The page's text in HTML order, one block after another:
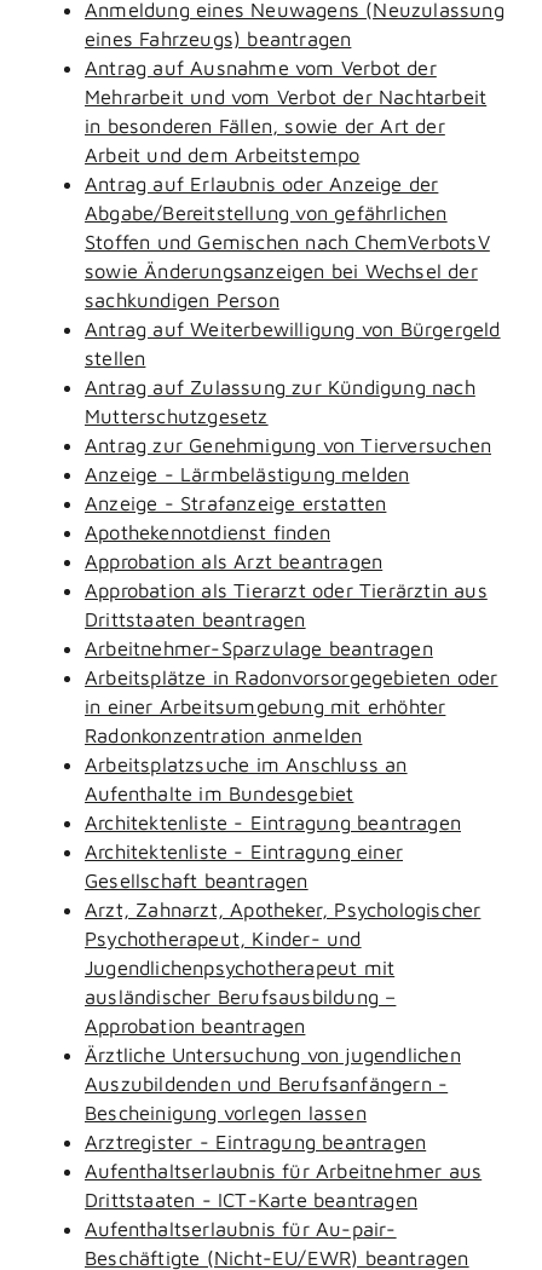
Anmeldung eines Neuwagens (Neuzulassung
eines Fahrzeugs) beantragen
Antrag auf Ausnahme vom Verbot der
Mehrarbeit und vom Verbot der Nachtarbeit
in besonderen Fällen, sowie der Art der
Arbeit und dem Arbeitstempo
Antrag auf Erlaubnis oder Anzeige der
Abgabe/Bereitstellung von gefährlichen
Stoffen und Gemischen nach ChemVerbotsV
sowie Änderungsanzeigen bei Wechsel der
sachkundigen Person
Antrag auf Weiterbewilligung von Bürgergeld
stellen
Antrag auf Zulassung zur Kündigung nach
Mutterschutzgesetz
Antrag zur Genehmigung von Tierversuchen
Anzeige - Lärmbelästigung melden
Anzeige - Strafanzeige erstatten
Apothekennotdienst finden
Approbation als Arzt beantragen
Approbation als Tierarzt oder Tierärztin aus
Drittstaaten beantragen
Arbeitnehmer-Sparzulage beantragen
Arbeitsplätze in Radonvorsorgegebieten oder
in einer Arbeitsumgebung mit erhöhter
Radonkonzentration anmelden
Arbeitsplatzsuche im Anschluss an
Aufenthalte im Bundesgebiet
Architektenliste - Eintragung beantragen
Architektenliste - Eintragung einer
Gesellschaft beantragen
Arzt, Zahnarzt, Apotheker, Psychologischer
Psychotherapeut, Kinder- und
Jugendlichenpsychotherapeut mit
ausländischer Berufsausbildung –
Approbation beantragen
Ärztliche Untersuchung von jugendlichen
Auszubildenden und Berufsanfängern -
Bescheinigung vorlegen lassen
Arztregister - Eintragung beantragen
Aufenthaltserlaubnis für Arbeitnehmer aus
Drittstaaten - ICT-Karte beantragen
Aufenthaltserlaubnis für Au-pair-
Beschäftigte (Nicht-EU/EWR) beantragen